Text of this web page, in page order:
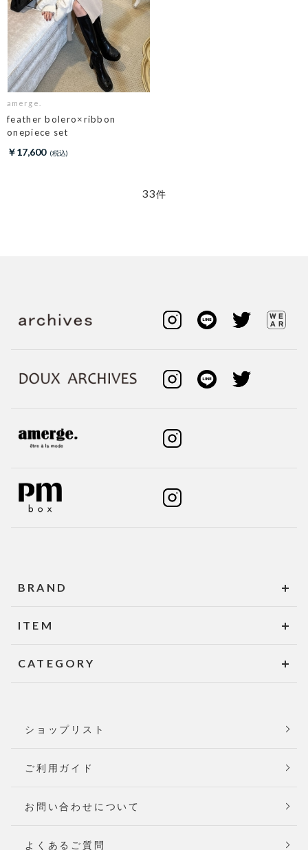
amerge.
feather bolero×ribbon
onepiece set
￥17,600
33件
BRAND
ITEM
CATEGORY
ショップリスト
ご利用ガイド
お問い合わせについて
よくあるご質問